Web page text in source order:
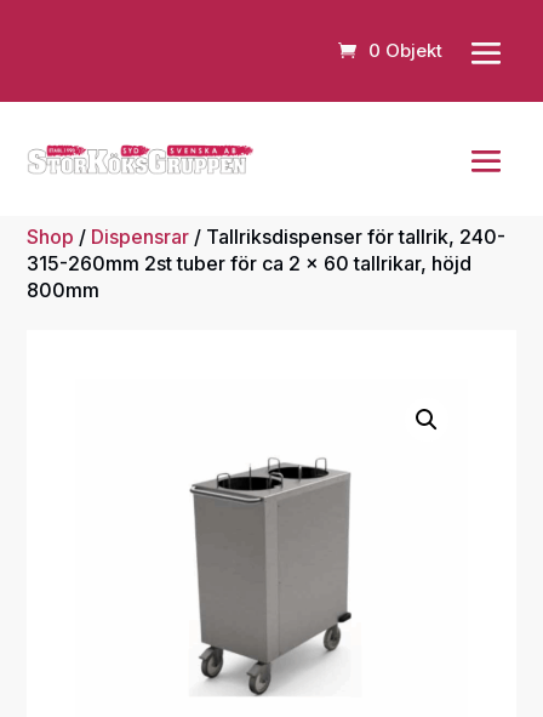
0 Objekt
Shop / Dispensrar / Tallriksdispenser för tallrik, 240-
315-260mm 2st tuber för ca 2 x 60 tallrikar, höjd
800mm